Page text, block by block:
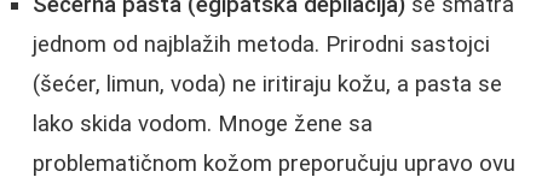
jednom od najblažih metoda. Prirodni sastojci
(šećer, limun, voda) ne iritiraju kožu, a pasta se
lako skida vodom. Mnoge žene sa
problematičnom kožom preporučuju upravo ovu